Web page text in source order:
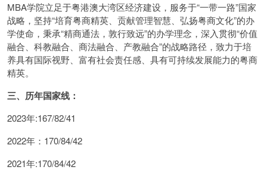
MBA学院立足于粤港澳大湾区经济建设，服务于“一带一路”国家
战略，坚持“培育粤商精英、贡献管理智慧、弘扬粤商文化”的办
学使命，秉承“精商通法，敦行致远”的办学理念，深入贯彻“价值
融合、科教融合、商法融合、产教融合”的战略路径，致力于培
养具有国际视野、富有社会责任感、具有可持续发展能力的粤商
精英。
三、历年国家线：
2023年:167/82/41
2022年：170/84/42
2021年:170/84/42